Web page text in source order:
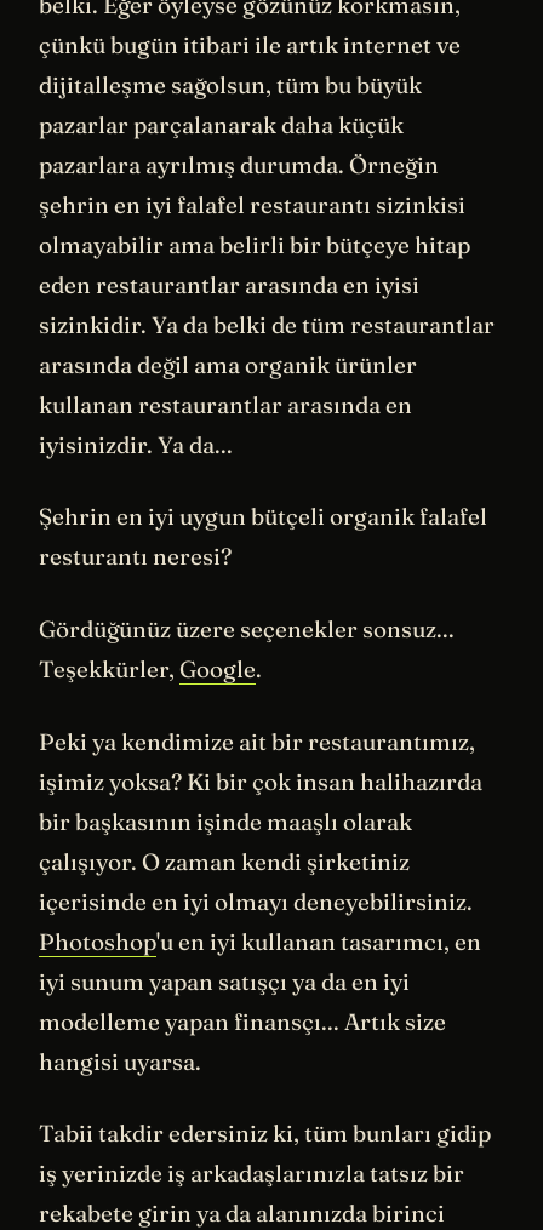
çünkü bugün itibari ile artık internet ve
dijitalleşme sağolsun, tüm bu büyük
pazarlar parçalanarak daha küçük
pazarlara ayrılmış durumda. Örneğin
şehrin en iyi falafel restaurantı sizinkisi
olmayabilir ama belirli bir bütçeye hitap
eden restaurantlar arasında en iyisi
sizinkidir. Ya da belki de tüm restaurantlar
arasında değil ama organik ürünler
kullanan restaurantlar arasında en
iyisinizdir. Ya da...
Şehrin en iyi uygun bütçeli organik falafel
resturantı neresi?
Gördüğünüz üzere seçenekler sonsuz...
Teşekkürler, Google.
Peki ya kendimize ait bir restaurantımız,
işimiz yoksa? Ki bir çok insan halihazırda
bir başkasının işinde maaşlı olarak
çalışıyor. O zaman kendi şirketiniz
içerisinde en iyi olmayı deneyebilirsiniz.
Photoshop'u en iyi kullanan tasarımcı, en
iyi sunum yapan satışçı ya da en iyi
modelleme yapan finansçı... Artık size
hangisi uyarsa.
Tabii takdir edersiniz ki, tüm bunları gidip
iş yerinizde iş arkadaşlarınızla tatsız bir
rekabete girin ya da alanınızda birinci